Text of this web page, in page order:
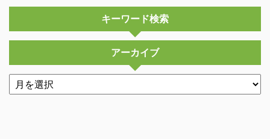
キーワード検索
アーカイブ